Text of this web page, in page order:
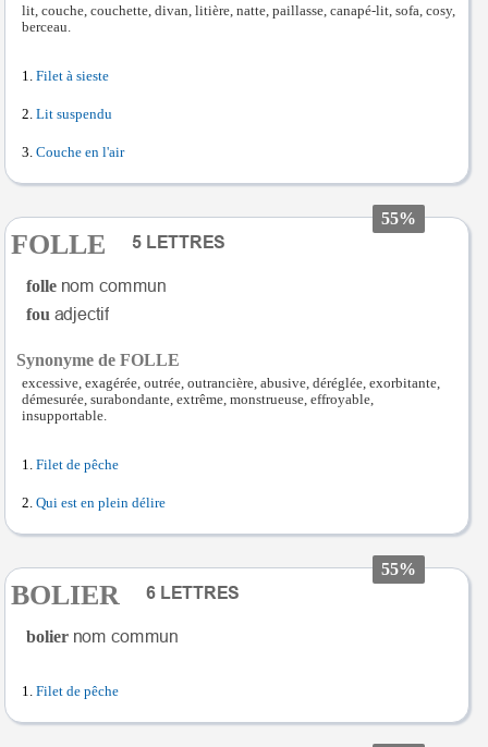
lit, couche, couchette, divan, litière, natte, paillasse, canapé-lit, sofa, cosy,
berceau.
Filet à sieste
Lit suspendu
Couche en l'air
55%
FOLLE
folle
fou
Synonyme de FOLLE
excessive, exagérée, outrée, outrancière, abusive, déréglée, exorbitante,
démesurée, surabondante, extrême, monstrueuse, effroyable,
insupportable.
Filet de pêche
Qui est en plein délire
55%
BOLIER
bolier
Filet de pêche